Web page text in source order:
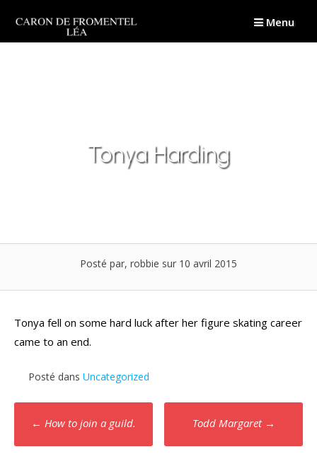
Passer
Menu
Tonya Harding
Posté par, robbie sur 10 avril 2015
Tonya fell on some hard luck after her figure skating career
came to an end.
Posté dans Uncategorized
Poste
navigation
← How to join a guild. Todd Margaret →